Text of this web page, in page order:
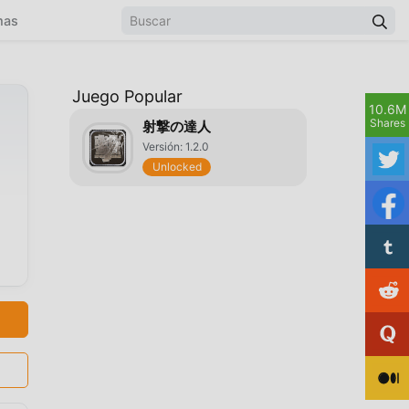
Juego Popular
射撃の達人
Versión: 1.2.0
Unlocked
10.6M
Shares